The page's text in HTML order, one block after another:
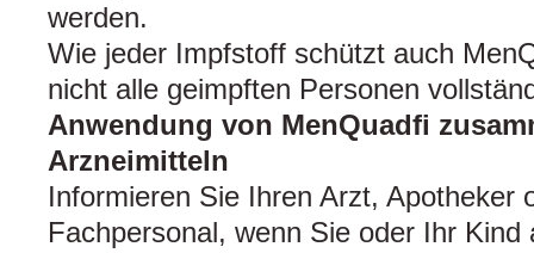
werden.
Wie jeder Impfstoff schützt auch
nicht alle geimpften Personen
Anwendung von MenQuadfi
Arzneimitteln
Informieren Sie Ihren Arzt, Apotheker
Fachpersonal, wenn Sie oder Ihr